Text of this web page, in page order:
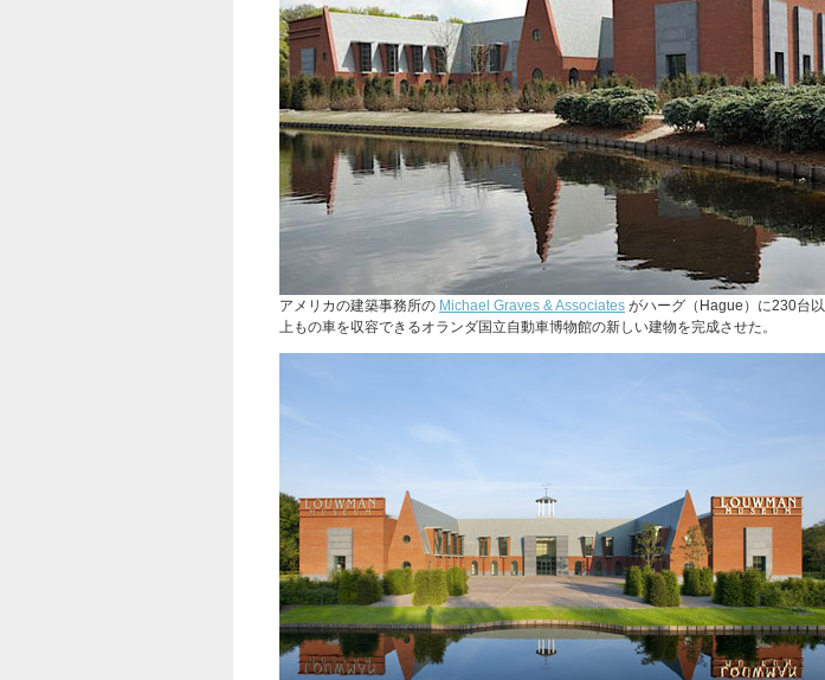
アメリカの建築事務所の Michael Graves & Associates がハーグ（Hague）に230台以
上もの車を収容できるオランダ国立自動車博物館の新しい建物を完成させた。